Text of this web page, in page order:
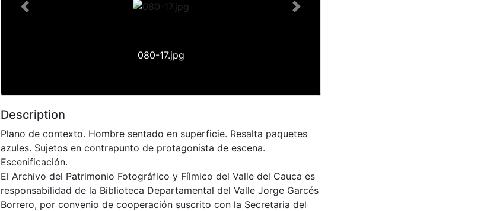
080-17.jpg
Previous Next
Description
Plano de contexto. Hombre sentado en superficie. Resalta paquetes
azules. Sujetos en contrapunto de protagonista de escena.
Escenificación.
El Archivo del Patrimonio Fotográfico y Fílmico del Valle del Cauca es
responsabilidad de la Biblioteca Departamental del Valle Jorge Garcés
Borrero, por convenio de cooperación suscrito con la Secretaria del